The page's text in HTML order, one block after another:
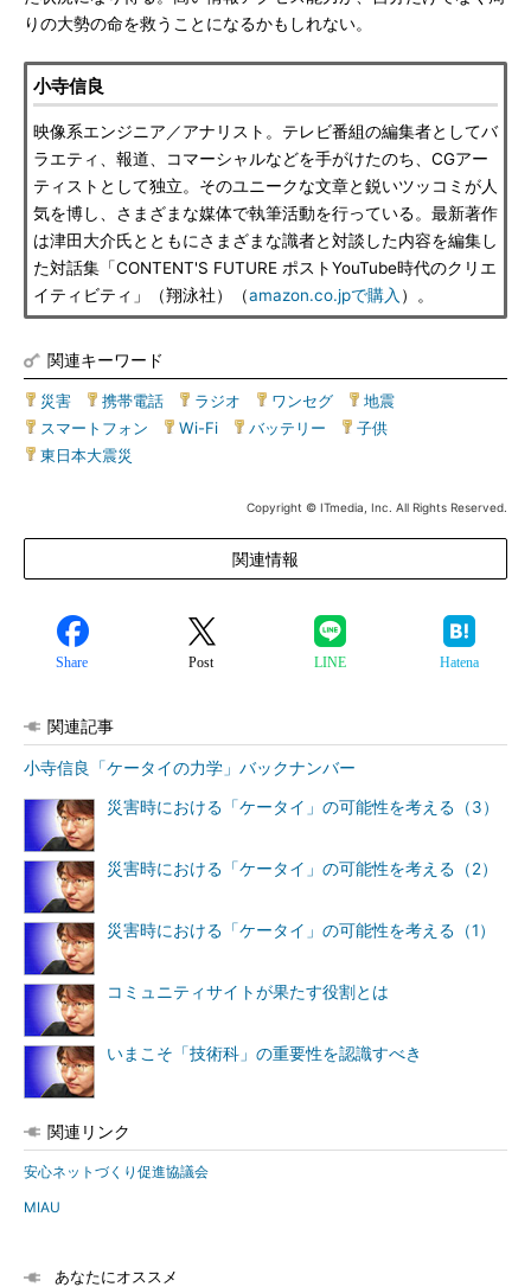
りの大勢の命を救うことになるかもしれない。
小寺信良
映像系エンジニア／アナリスト。テレビ番組の編集者としてバ
ラエティ、報道、コマーシャルなどを手がけたのち、CGアー
ティストとして独立。そのユニークな文章と鋭いツッコミが人
気を博し、さまざまな媒体で執筆活動を行っている。最新著作
は津田大介氏とともにさまざまな識者と対談した内容を編集し
た対話集「CONTENT'S FUTURE ポストYouTube時代のクリエ
イティビティ」（翔泳社）（amazon.co.jpで購入 ）。
関連キーワード
災害 携帯電話 ラジオ ワンセグ 地震
スマートフォン
Wi-Fi バッテリー 子供
東日本大震災
Copyright © ITmedia, Inc. All Rights Reserved.
関連情報
Share Post LINE Hatena
関連記事
小寺信良「ケータイの力学」バックナンバー
災害時における「ケータイ」の可能性を考える（3）
災害時における「ケータイ」の可能性を考える（2）
災害時における「ケータイ」の可能性を考える（1）
コミュニティサイトが果たす役割とは
いまこそ「技術科」の重要性を認識すべき
関連リンク
安心ネットづくり促進協議会
MIAU
あなたにオススメ